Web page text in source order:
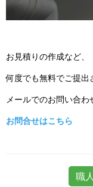
お見積りの作成など、
何度でも無料でご提出
メールでのお問い合わ
お問合せはこちら
職